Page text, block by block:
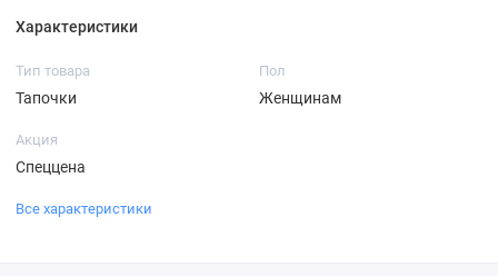
Характеристики
Тип товара
Тапочки
Пол
Женщинам
Акция
Спеццена
Все характеристики